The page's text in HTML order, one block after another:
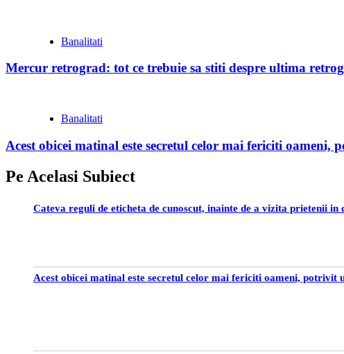
Banalitati
Mercur retrograd: tot ce trebuie sa stiti despre ultima
Banalitati
Acest obicei matinal este secretul celor mai fericiti oameni,
Pe Acelasi Subiect
Cateva reguli de eticheta de cunoscut, inainte de a vizita prietenii in
Acest obicei matinal este secretul celor mai fericiti oameni, potrivit